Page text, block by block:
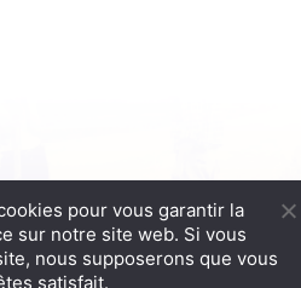
Générales d'Utilisation | Conception &
réalisation : Cereal Concept
pour vous garantir la
sur notre site web. Si vous
nous supposerons que vous
satisfait.